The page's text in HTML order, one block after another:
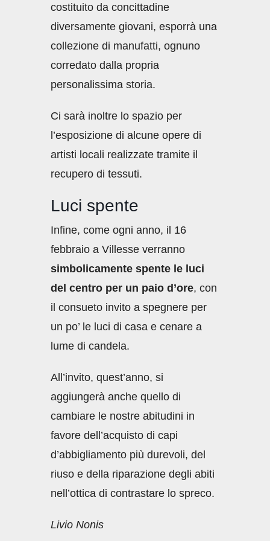
costituito da concittadine
diversamente giovani, esporrà una
collezione di manufatti, ognuno
corredato dalla propria
personalissima storia.
Ci sarà inoltre lo spazio per
l’esposizione di alcune opere di
artisti locali realizzate tramite il
recupero di tessuti.
Luci spente
Infine, come ogni anno, il 16
febbraio a Villesse verranno
simbolicamente spente le luci
del centro per un paio d’ore, con
il consueto invito a spegnere per
un po’ le luci di casa e cenare a
lume di candela.
All’invito, quest’anno, si
aggiungerà anche quello di
cambiare le nostre abitudini in
favore dell’acquisto di capi
d’abbigliamento più durevoli, del
riuso e della riparazione degli abiti
nell’ottica di contrastare lo spreco.
Livio Nonis